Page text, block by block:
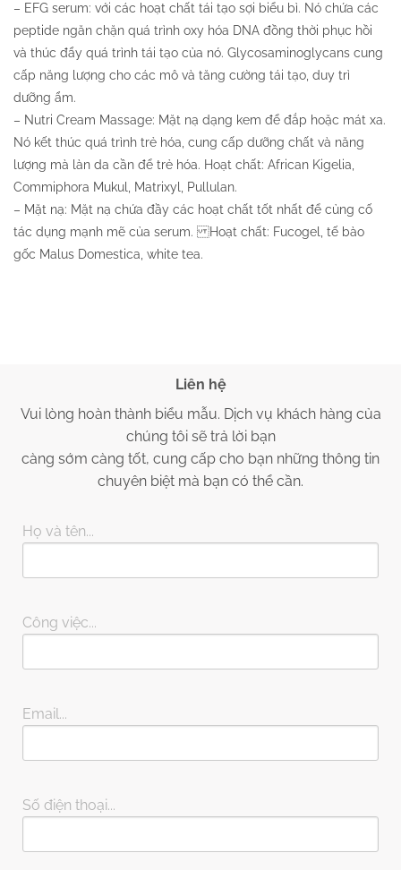
– EFG serum: với các hoạt chất tái tạo sợi biểu bì. Nó chứa các
peptide ngăn chặn quá trình oxy hóa DNA đồng thời phục hồi
và thúc đẩy quá trình tái tạo của nó. Glycosaminoglycans cung
cấp năng lượng cho các mô và tăng cường tái tạo, duy trì
dưỡng ẩm.
– Nutri Cream Massage: Mặt nạ dạng kem để đắp hoặc mát xa.
Nó kết thúc quá trình trẻ hóa, cung cấp dưỡng chất và năng
lượng mà làn da cần để trẻ hóa. Hoạt chất: African Kigelia,
Commiphora Mukul, Matrixyl, Pullulan.
– Mặt nạ: Mặt nạ chứa đầy các hoạt chất tốt nhất để củng cố
tác dụng mạnh mẽ của serum. Hoạt chất: Fucogel, tế bào
gốc Malus Domestica, white tea.
Liên hệ
Vui lòng hoàn thành biểu mẫu. Dịch vụ khách hàng của
chúng tôi sẽ trả lời bạn
càng sớm càng tốt, cung cấp cho bạn những thông tin
chuyên biệt mà bạn có thể cần.
Họ và tên...
Công việc...
Email...
Số điện thoại...